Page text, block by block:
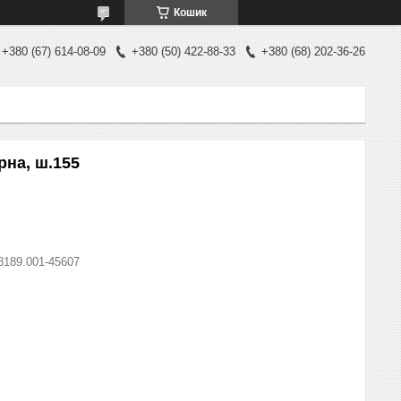
Кошик
+380 (67) 614-08-09 +380 (50) 422-88-33 +380 (68) 202-36-26
ш.155
45607